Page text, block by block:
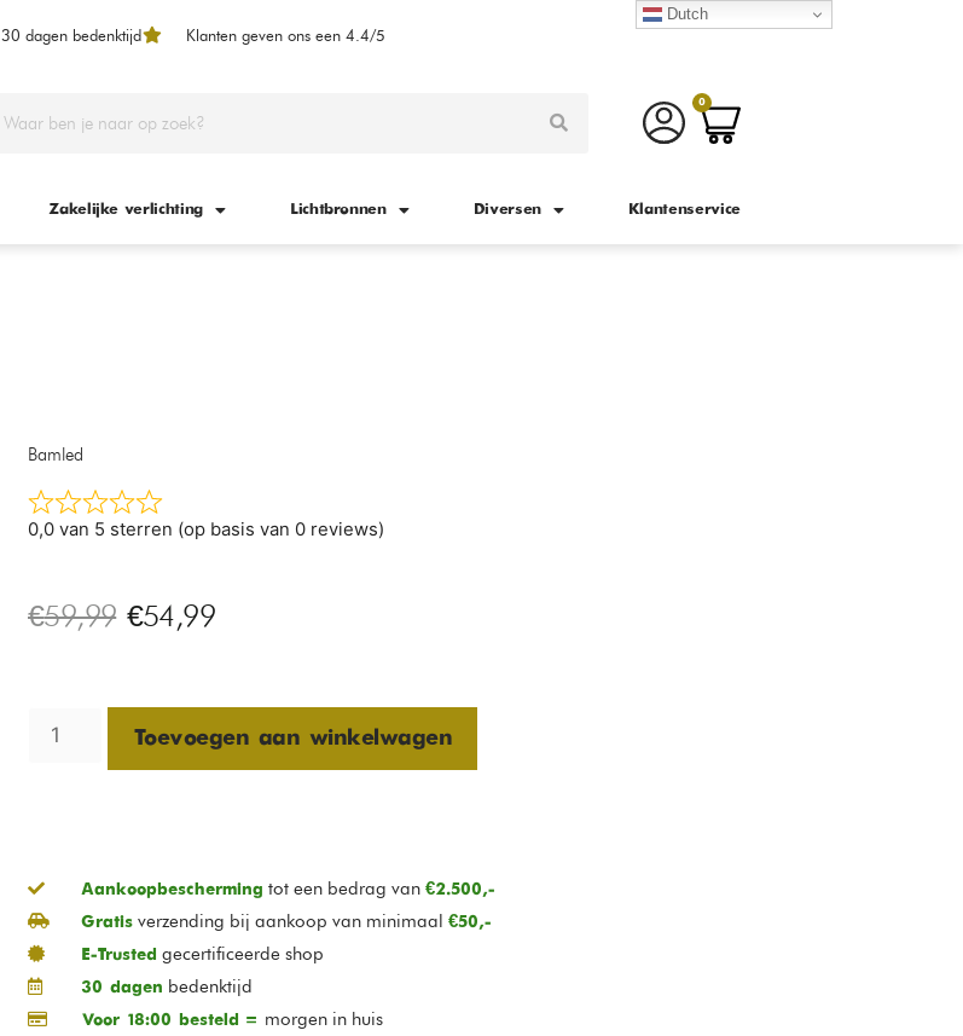
30 dagen bedenktijd Klanten geven ons een 4.4/5
0
Zakelijke verlichting Lichtbronnen Diversen Klantenservice
Bamled
0,0 van 5 sterren (op basis van 0 reviews)
€59,99 €54,99
Toevoegen aan winkelwagen
Aankoopbescherming tot een bedrag van €2.500,-
Gratisverzending bij aankoop van minimaal €50,-
E-Trusted gecertificeerde shop
30 dagen bedenktijd
Voor 18:00 besteld = morgen in huis
Dutch